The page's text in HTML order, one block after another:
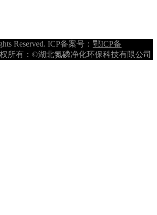
Reserved. ICP备案号： 鄂ICP备
所有：©湖北氮磷净化环保科技有限公司